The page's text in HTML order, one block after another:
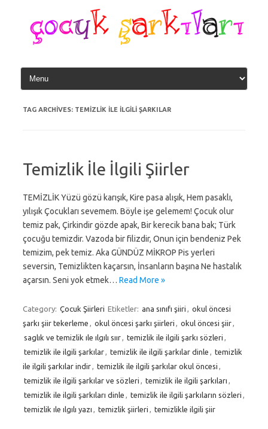
content
TAG ARCHIVES: TEMIZLIK ILE ILGILI ŞARKILAR
Temizlik İle İlgili Şiirler
TEMİZLİK Yüzü gözü karışık, Kire pasa alışık, Hem pasaklı,
yılışık Çocukları sevemem. Böyle işe gelemem! Çocuk olur
temiz pak, Çirkindir gözde apak, Bir kerecik bana bak; Türk
çocuğu temizdir. Vazoda bir filizdir, Onun için bendeniz Pek
temizim, pek temiz. Aka GÜNDÜZ MİKROP Pis yerleri
seversin, Temizlikten kaçarsın, İnsanların başına Ne hastalık
açarsın. Seni yok etmek… Read More »
Category: Çocuk Şiirleri Etiketler: ana sınıfı şiiri
okul öncesi
şarkı şiir tekerleme
okul öncesi şarkı şiirleri okul öncesi şiir
saglık ve temizlik ıle ılgılı sıır
temizlik ile ilgili şarkı sözleri
temizlik ile ilgili şarkılar
temizlik ile ilgili şarkılar dinle
temizlik
ile ilgili şarkılar indir
temizlik ile ilgili şarkılar okul öncesi
temizlik ile ilgili şarkılar ve sözleri
temizlik ile ilgili şarkıları
temizlik ile ilgili şarkıları dinle
temizlik ile ilgili şarkıların sözleri
temizlik ıle ılgılı yazı
temizlik şiirleri temizlikle ilgili şiir